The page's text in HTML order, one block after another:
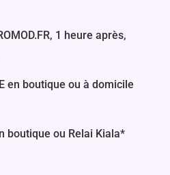
1 heure après,
en boutique ou à domicile
boutique ou Relai Kiala*